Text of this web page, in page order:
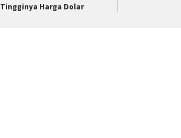
Tingginya Harga Dolar